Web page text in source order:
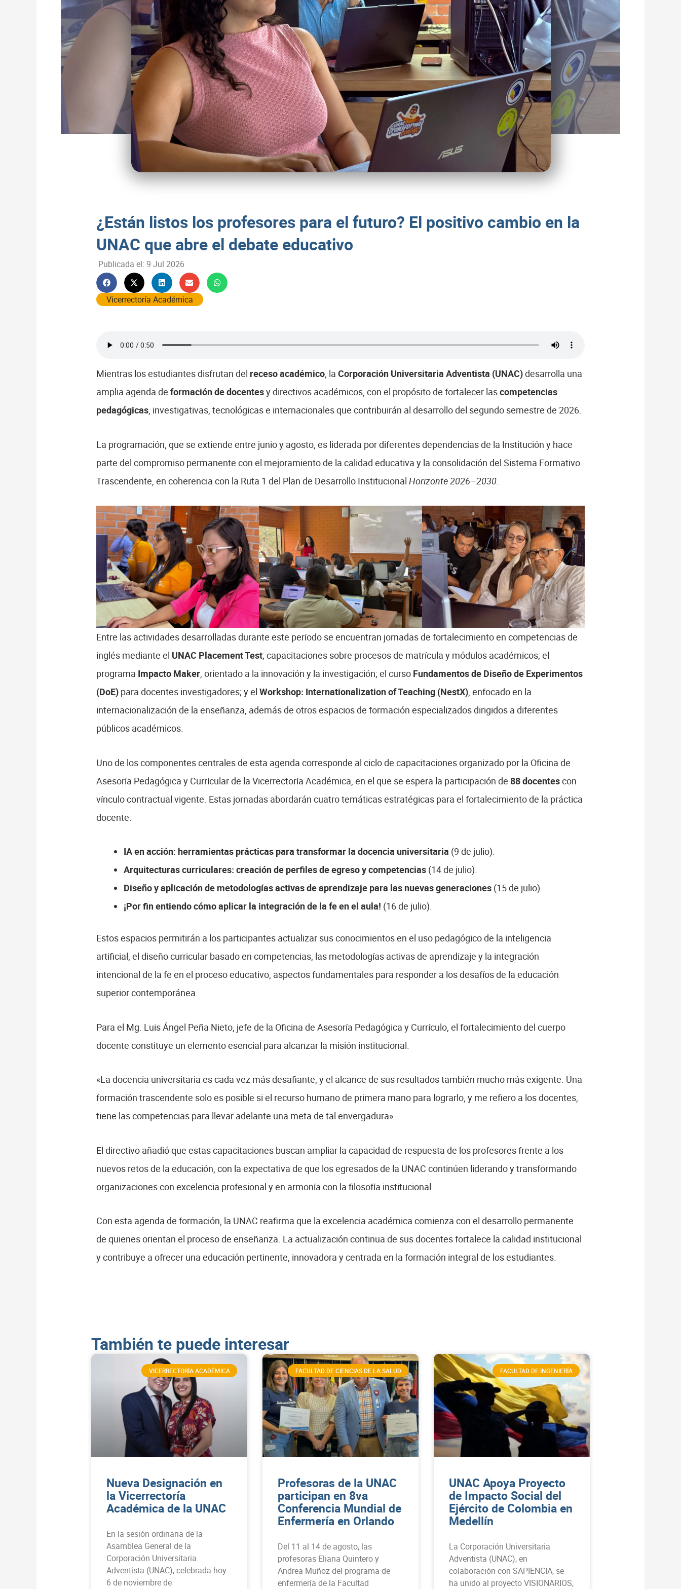
¿Están listos los profesores para el futuro? El positivo cambio en la
UNAC que abre el debate educativo
Publicada el: 9 Jul 2026
Vicerrectoría Académica
Mientras los estudiantes disfrutan del receso académico, la Corporación Universitaria Adventista (UNAC)desarrolla una
amplia agenda de formación de docentesy directivos académicos, con el propósito de fortalecer lascompetencias
pedagógicas, investigativas, tecnológicas e internacionales que contribuirán al desarrollo del segundo semestre de 2026.
La programación, que se extiende entre junio y agosto, es liderada por diferentes dependencias de la Institución y hace
parte del compromiso permanente con el mejoramiento de la calidad educativa y la consolidación del Sistema Formativo
Trascendente, en coherencia con la Ruta 1 del Plan de Desarrollo Institucional Horizonte 2026–2030
Entre las actividades desarrolladas durante este período se encuentran jornadas de fortalecimiento en competencias de
inglés mediante el UNAC Placement Test; capacitaciones sobre procesos de matrícula y módulos académicos; el
programa Impacto Maker, orientado a la innovación y la investigación; el curso Fundamentos de Diseño de Experimentos
(DoE) para docentes investigadores; y el Workshop: Internationalization of Teaching (NestX), enfocado en la
internacionalización de la enseñanza, además de otros espacios de formación especializados dirigidos a diferentes
públicos académicos.
Uno de los componentes centrales de esta agenda corresponde al ciclo de capacitaciones organizado por la Oficina de
Asesoría Pedagógica y Currícular de la Vicerrectoría Académica, en el que se espera la participación de 88 docentescon
vínculo contractual vigente. Estas jornadas abordarán cuatro temáticas estratégicas para el fortalecimiento de la práctica
docente:
IA en acción: herramientas prácticas para transformar la docencia universitaria (9 de julio).
Arquitecturas curriculares: creación de perfiles de egreso y competencias (14 de julio).
Diseño y aplicación de metodologías activas de aprendizaje para las nuevas generaciones (15 de julio).
¡Por fin entiendo cómo aplicar la integración de la fe en el aula! (16 de julio).
Estos espacios permitirán a los participantes actualizar sus conocimientos en el uso pedagógico de la inteligencia
artificial, el diseño curricular basado en competencias, las metodologías activas de aprendizaje y la integración
intencional de la fe en el proceso educativo, aspectos fundamentales para responder a los desafíos de la educación
superior contemporánea.
Para el Mg. Luis Ángel Peña Nieto, jefe de la Oficina de Asesoría Pedagógica y Currículo, el fortalecimiento del cuerpo
docente constituye un elemento esencial para alcanzar la misión institucional.
«La docencia universitaria es cada vez más desafiante, y el alcance de sus resultados también mucho más exigente. Una
formación trascendente solo es posible si el recurso humano de primera mano para lograrlo, y me refiero a los docentes,
tiene las competencias para llevar adelante una meta de tal envergadura».
El directivo añadió que estas capacitaciones buscan ampliar la capacidad de respuesta de los profesores frente a los
nuevos retos de la educación, con la expectativa de que los egresados de la UNAC continúen liderando y transformando
organizaciones con excelencia profesional y en armonía con la filosofía institucional.
Con esta agenda de formación, la UNAC reafirma que la excelencia académica comienza con el desarrollo permanente
de quienes orientan el proceso de enseñanza. La actualización continua de sus docentes fortalece la calidad institucional
y contribuye a ofrecer una educación pertinente, innovadora y centrada en la formación integral de los estudiantes.
También te puede interesar
VICERRECTORÍA ACADÉMICA
Nueva Designación en
la Vicerrectoría
Académica de la UNAC
En la sesión ordinaria de la
Asamblea General de la
Corporación Universitaria
Adventista (UNAC), celebrada hoy
6 de noviembre de
FACULTAD DE CIENCIAS DE LA SALUD
Profesoras de la UNAC
participan en 8va
Conferencia Mundial de
Enfermería en Orlando
Del 11 al 14 de agosto, las
profesoras Eliana Quintero y
Andrea Muñoz del programa de
enfermería de la Facultad
FACULTAD DE INGENIERÍA
UNAC Apoya Proyecto
de Impacto Social del
Ejército de Colombia en
Medellín
La Corporación Universitaria
Adventista (UNAC), en
colaboración con SAPIENCIA, se
ha unido al proyecto VISIONARIOS,